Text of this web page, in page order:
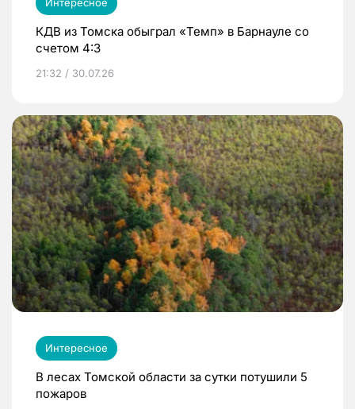
Интересное
КДВ из Томска обыграл «Темп» в Барнауле со
счетом 4:3
21:32 / 30.07.26
Интересное
В лесах Томской области за сутки потушили 5
пожаров